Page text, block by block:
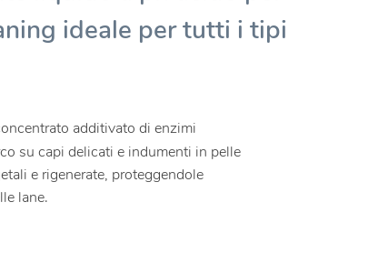
ideale per tutti i tipi
additivato di enzimi
su capi delicati e indumenti in pelle
e rigenerate, proteggendole
lane.